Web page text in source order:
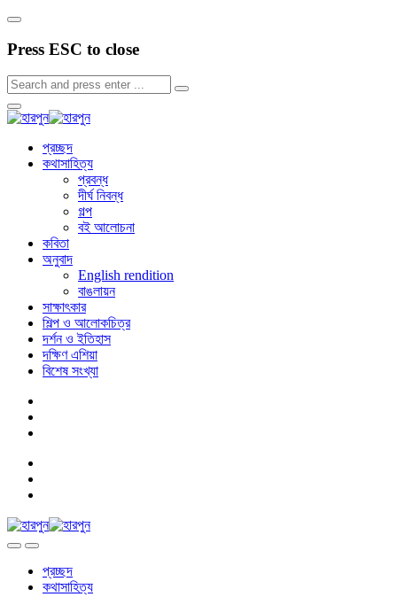
Press ESC to close
প্রচ্ছদ
কথাসাহিত্য
প্রবন্ধ
দীর্ঘ নিবন্ধ
গল্প
বই আলোচনা
কবিতা
অনুবাদ
English rendition
বাঙলায়ন
সাক্ষাৎকার
শিল্প ও আলোকচিত্র
দর্শন ও ইতিহাস
দক্ষিণ এশিয়া
বিশেষ সংখ্যা
প্রচ্ছদ
কথাসাহিত্য